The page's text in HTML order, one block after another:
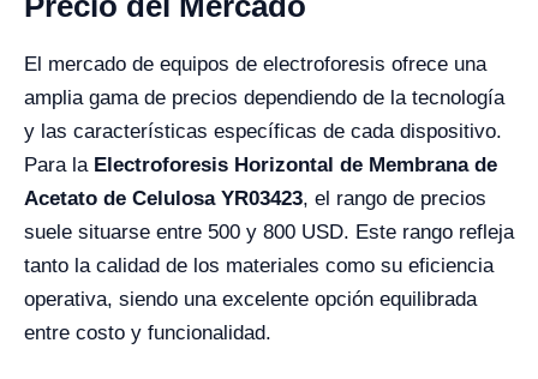
El mercado de equipos de electroforesis ofrece una
amplia gama de precios dependiendo de la tecnología
y las características específicas de cada dispositivo.
Para la Electroforesis Horizontal de Membrana de
Acetato de Celulosa YR03423, el rango de precios
suele situarse entre 500 y 800 USD. Este rango refleja
tanto la calidad de los materiales como su eficiencia
operativa, siendo una excelente opción equilibrada
entre costo y funcionalidad.